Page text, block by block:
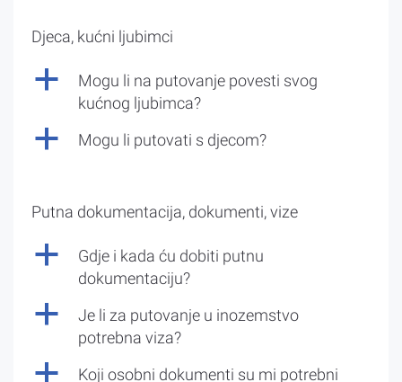
Djeca, kućni ljubimci
a
Mogu li na putovanje povesti svog
kućnog ljubimca?
a Mogu li putovati s djecom?
Putna dokumentacija, dokumenti, vize
a
Gdje i kada ću dobiti putnu
dokumentaciju?
a
Je li za putovanje u inozemstvo
potrebna viza?
a
Koji osobni dokumenti su mi potrebni